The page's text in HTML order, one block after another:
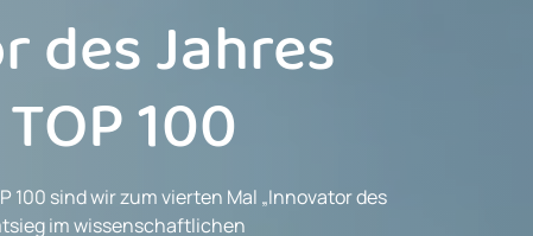
des Jahres
100
100 sind wir zum vierten Mal „Innovator des
im wissenschaftlichen